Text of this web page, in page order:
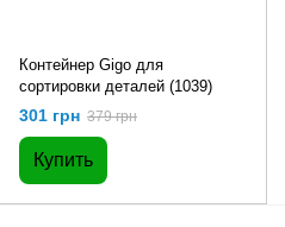
Контейнер Gigo для
сортировки деталей (1039)
301 грн 379 грн
Купить